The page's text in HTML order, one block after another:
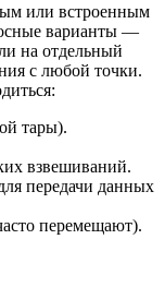
или встроенным
варианты —
на отдельный
с любой точки.
тары).
взвешиваний.
передачи данных
перемещают).